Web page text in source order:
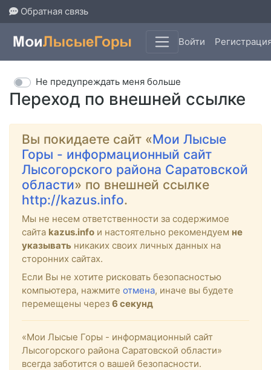
Обратная связь
Войти
Переход по внешней ссылке
Не предупреждать меня больше
Вы покидаете сайт «Мои Лысые
Горы - информационный сайт
Лысогорского района Саратовской
области» по внешней ссылке
http://kazus.info.
Мы не несем ответственности за содержимое
сайта kazus.info и настоятельно рекомендуем не
указывать никаких своих личных данных на
сторонних сайтах.
Если Вы не хотите рисковать безопасностью
компьютера, нажмите отмена, иначе вы будете
перемещены через 6 секунд
«Мои Лысые Горы - информационный сайт
Лысогорского района Саратовской области»
всегда заботится о вашей безопасности.